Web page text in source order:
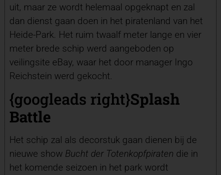
uit, maar ze wordt helemaal opgeknapt en zal
dan dienst gaan doen in het piratenland van het
Heide-Park. Het ruim twaalf meter lange en vier
meter brede schip werd aangeboden op
veilingsite eBay, waar het door manager Ingo
Reichstein werd gekocht.
{googleads right}Splash
Battle
Het schip zal als decorstuk gaan dienen bij de
nieuwe show Bucht der Totenkopfpiraten die in
het komende seizoen in het park wordt